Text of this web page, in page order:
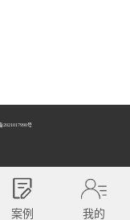
2021017990号
案例 我的